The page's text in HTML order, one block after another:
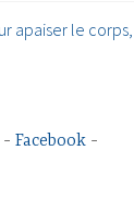
apaiser le
Facebook